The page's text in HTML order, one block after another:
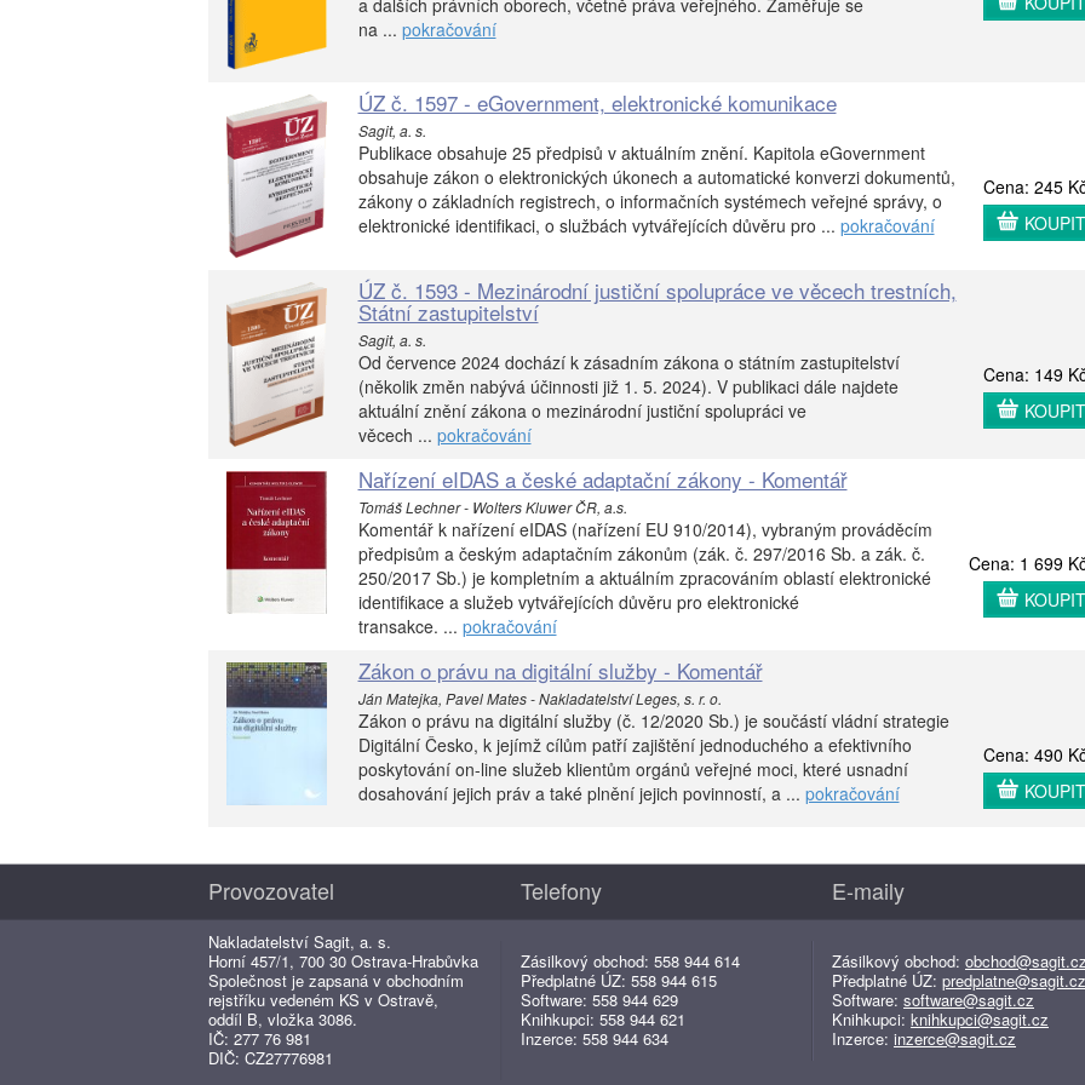
a dalších právních oborech, včetně práva veřejného. Zaměřuje se
na ... pokračování
ÚZ č. 1597 - eGovernment, elektronické komunikace
Sagit, a. s.
Publikace obsahuje 25 předpisů v aktuálním znění. Kapitola eGovernment
obsahuje zákon o elektronických úkonech a automatické konverzi dokumentů,
zákony o základních registrech, o informačních systémech veřejné správy, o
elektronické identifikaci, o službách vytvářejících důvěru pro ... pokračování
Cena: 245
KOUPIT
ÚZ č. 1593 - Mezinárodní justiční spolupráce ve věcech trestních,
Státní zastupitelství
Sagit, a. s.
Od července 2024 dochází k zásadním zákona o státním zastupitelství
(několik změn nabývá účinnosti již 1. 5. 2024). V publikaci dále najdete
aktuální znění zákona o mezinárodní justiční spolupráci ve
věcech ... pokračování
Cena: 149
KOUPIT
Nařízení eIDAS a české adaptační zákony - Komentář
Tomáš Lechner - Wolters Kluwer ČR, a.s.
Komentář k nařízení eIDAS (nařízení EU 910/2014), vybraným prováděcím
předpisům a českým adaptačním zákonům (zák. č. 297/2016 Sb. a zák. č.
250/2017 Sb.) je kompletním a aktuálním zpracováním oblastí elektronické
identifikace a služeb vytvářejících důvěru pro elektronické
transakce. ... pokračování
Cena: 1 699
KOUPIT
Zákon o právu na digitální služby - Komentář
Ján Matejka, Pavel Mates - Nakladatelství Leges, s. r. o.
Zákon o právu na digitální služby (č. 12/2020 Sb.) je součástí vládní strategie
Digitální Česko, k jejímž cílům patří zajištění jednoduchého a efektivního
poskytování on-line služeb klientům orgánů veřejné moci, které usnadní
dosahování jejich práv a také plnění jejich povinností, a ... pokračování
Cena: 490
KOUPIT
Provozovatel
Nakladatelství Sagit, a. s.
Horní 457/1, 700 30 Ostrava-Hrabůvka
Společnost je zapsaná v obchodním
rejstříku vedeném KS v Ostravě,
oddíl B, vložka 3086.
IČ: 277 76 981
DIČ: CZ27776981
Telefony
Zásilkový obchod: 558 944 614
Předplatné ÚZ: 558 944 615
Software: 558 944 629
Knihkupci: 558 944 621
Inzerce: 558 944 634
E-maily
Zásilkový obchod: obchod@sagit.cz
Předplatné ÚZ: predplatne@sagit.cz
Software: software@sagit.cz
Knihkupci: knihkupci@sagit.cz
Inzerce: inzerce@sagit.cz